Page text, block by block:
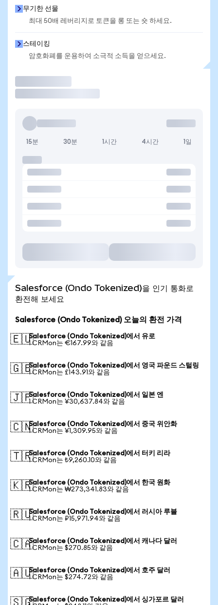
무기한 선물
최대 50배 레버리지로 토큰을 롱 또는 숏 하세요.
스테이킹
암호화폐를 운용하여 소극적 소득을 얻으세요.
15분 30분 1시간 4시간 1일
Salesforce (Ondo Tokenized)을 인기 통화로
환전해 보세요
Salesforce (Ondo Tokenized) 오늘의 환전 가격
🇪🇺Salesforce (Ondo Tokenized)에서 유로
1 CRMon는 €167.99와 같음
🇬🇧Salesforce (Ondo Tokenized)에서 영국 파운드 스털링
1 CRMon는 £143.91와 같음
🇯🇵Salesforce (Ondo Tokenized)에서 일본 엔
1 CRMon는 ¥30,637.84와 같음
🇨🇳Salesforce (Ondo Tokenized)에서 중국 위안화
1 CRMon는 ¥1,309.95와 같음
🇹🇷Salesforce (Ondo Tokenized)에서 터키 리라
1 CRMon는 ₺9,260.10와 같음
🇰🇷Salesforce (Ondo Tokenized)에서 한국 원화
1 CRMon는 ₩273,341.83와 같음
🇷🇺Salesforce (Ondo Tokenized)에서 러시아 루블
1 CRMon는 ₽15,971.94와 같음
🇨🇦Salesforce (Ondo Tokenized)에서 캐나다 달러
1 CRMon는 $270.85와 같음
🇦🇺Salesforce (Ondo Tokenized)에서 호주 달러
1 CRMon는 $274.72와 같음
Salesforce (Ondo Tokenized)에서 싱가포르 달러